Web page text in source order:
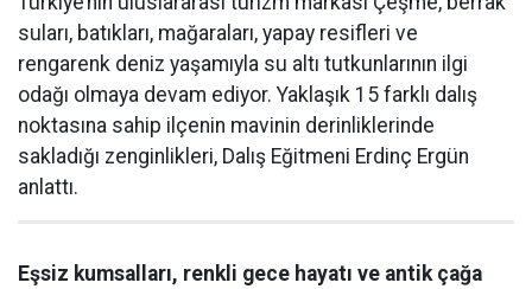
suları, batıkları, mağaraları, yapay resifleri ve
rengarenk deniz yaşamıyla su altı tutkunlarının ilgi
odağı olmaya devam ediyor. Yaklaşık 15 farklı dalış
noktasına sahip ilçenin mavinin derinliklerinde
sakladığı zenginlikleri, Dalış Eğitmeni Erdinç Ergün
anlattı.
Eşsiz kumsalları, renkli gece hayatı ve antik çağa